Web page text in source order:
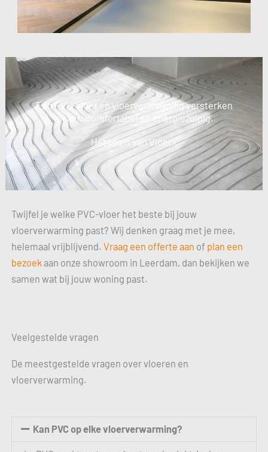
Een PVC-vloer en vloerverwarming versterken
elkaar: comfortabel en energiezuinig.
Het team van VloerX
Twijfel je welke PVC-vloer het beste bij jouw
vloerverwarming past? Wij denken graag met je mee,
helemaal vrijblijvend. Vraag een offerte aan of plan een
bezoekaan onze showroom in Leerdam, dan bekijken we
samen wat bij jouw woning past.
Veelgestelde vragen
De meestgestelde vragen over vloeren en
vloerverwarming.
Kan PVC op elke vloerverwarming?